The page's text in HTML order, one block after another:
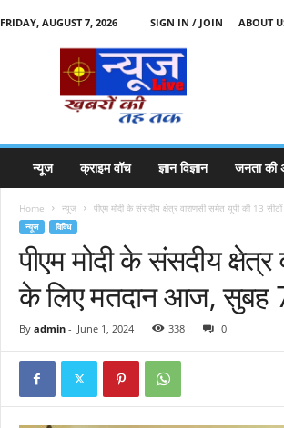
FRIDAY, AUGUST 7, 2026 SIGN IN / JOIN ABOUT
न्यूज क्राइम वॉच ज्ञान विज्ञान जनता की
Home न्यूज पीएम मोदी के संसदीय क्षेत्र वाराणसी समेत यूपी की 13
न्यूज विविध
पीएम मोदी के संसदीय
के लिए मतदान आज, सुबह
By admin- June 1, 2024 338 0